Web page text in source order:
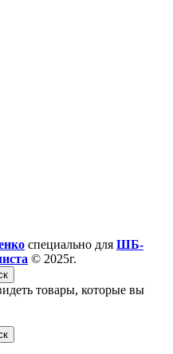
специально для ШБ-
© 2025г.
товары, которые вы